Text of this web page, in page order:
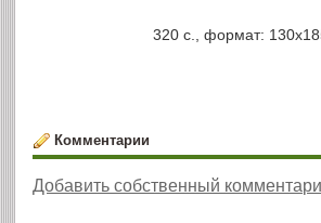
320 с., формат:
Комментарии
Добавить собственный